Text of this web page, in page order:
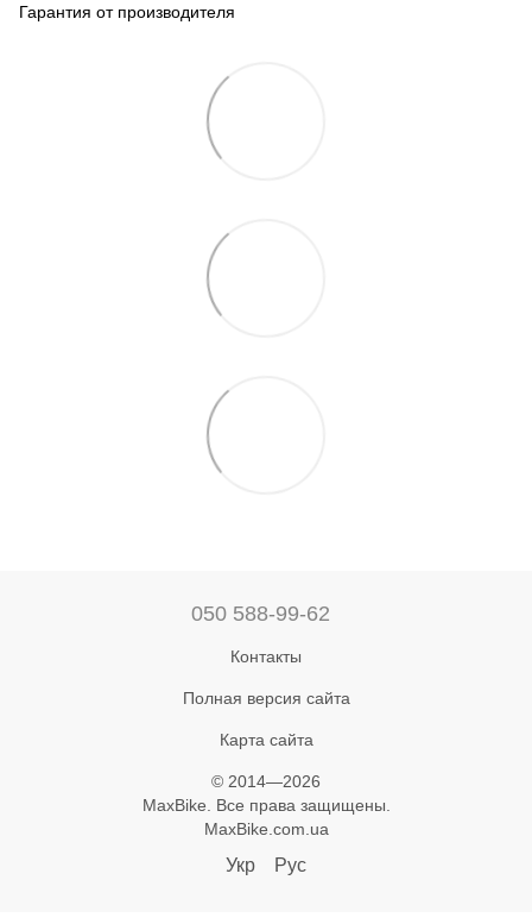
Гарантия от производителя
050 588-99-62
Контакты
Полная версия сайта
Карта сайта
© 2014—2026
MaxBike. Все права защищены.
MaxBike.com.ua
Укр Рус